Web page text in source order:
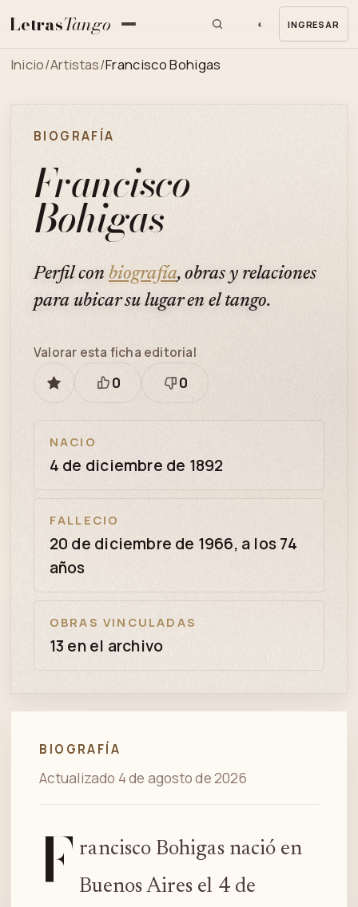
LetrasTango ◐ INGRESAR
Inicio/Artistas/Francisco Bohigas
BIOGRAFÍA
Francisco
Bohigas
Perfil con biografía, obras y relaciones
para ubicar su lugar en el tango.
GUARDAR
Valorar esta ficha editorial
Está
0
Necesita
0
NACIO
4 de diciembre de 1892
FALLECIO
20 de diciembre de 1966, a los 74
años
OBRAS VINCULADAS
13 en el archivo
BIOGRAFÍA
Actualizado 4 de agosto de 2026
F rancisco Bohigas nació en
Buenos Aires el 4 de